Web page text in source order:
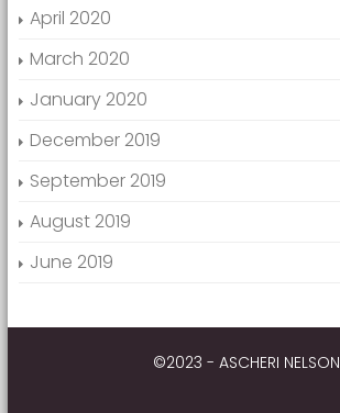
April 2020
March 2020
January 2020
December 2019
September 2019
August 2019
June 2019
©2023 - ASCHERI NELSON